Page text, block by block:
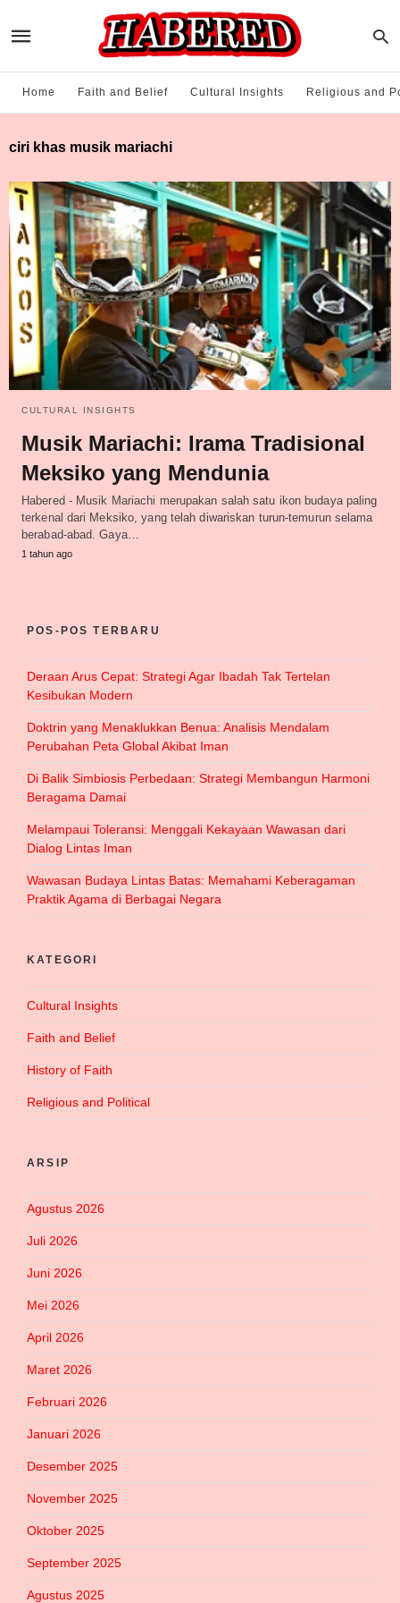
Home Faith and Belief Cultural Insights Religious and
ciri khas musik mariachi
CULTURAL INSIGHTS
Musik Mariachi: Irama Tradisional
Meksiko yang Mendunia
Habered - Musik Mariachi merupakan salah satu ikon budaya paling
terkenal dari Meksiko, yang telah diwariskan turun-temurun selama
berabad-abad. Gaya…
1 tahun ago
POS-POS TERBARU
Deraan Arus Cepat: Strategi Agar Ibadah Tak Tertelan
Kesibukan Modern
Doktrin yang Menaklukkan Benua: Analisis Mendalam
Perubahan Peta Global Akibat Iman
Di Balik Simbiosis Perbedaan: Strategi Membangun Harmoni
Beragama Damai
Melampaui Toleransi: Menggali Kekayaan Wawasan dari
Dialog Lintas Iman
Wawasan Budaya Lintas Batas: Memahami Keberagaman
Praktik Agama di Berbagai Negara
KATEGORI
Cultural Insights
Faith and Belief
History of Faith
Religious and Political
ARSIP
Agustus 2026
Juli 2026
Juni 2026
Mei 2026
April 2026
Maret 2026
Februari 2026
Januari 2026
Desember 2025
November 2025
Oktober 2025
September 2025
Agustus 2025